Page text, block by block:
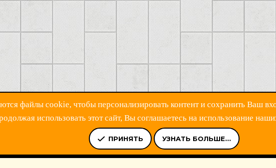
УСЛОВИЯ И ПРАВИЛА ПОЛИТИКА КОНФИДЕНЦИАЛЬНОСТИ
файлы cookie, чтобы персонализировать контент и сохранить Ваш
использовать этот сайт, Вы соглашаетесь на использование
ПРИНЯТЬ УЗНАТЬ БОЛЬШЕ...